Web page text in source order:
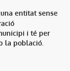
entitat sense
i té per
la població.